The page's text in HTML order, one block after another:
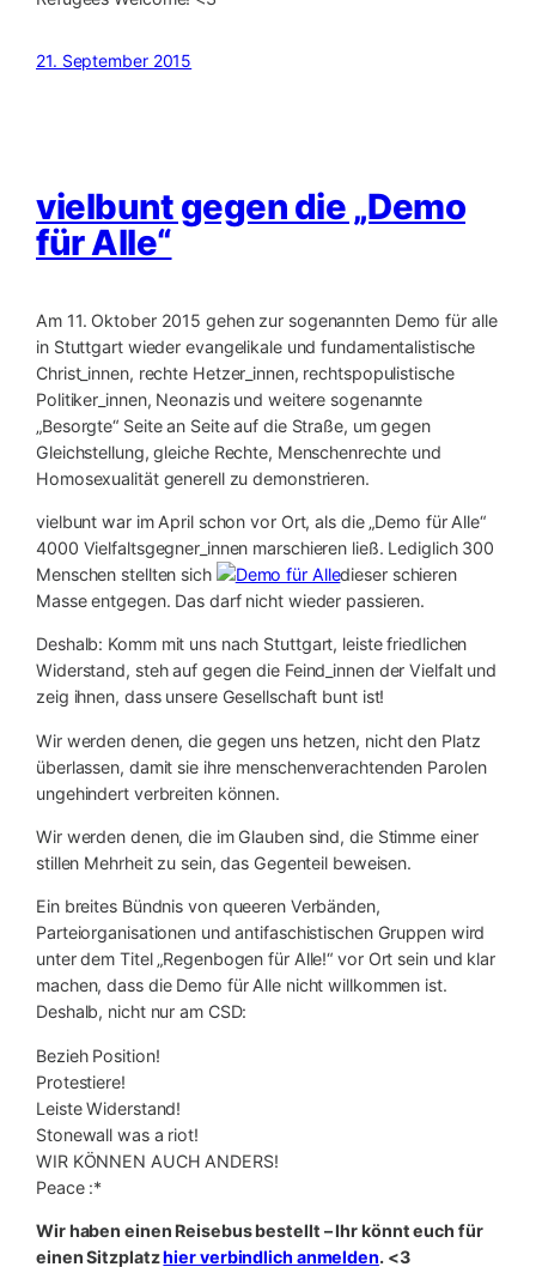
21. September 2015
vielbunt gegen die „Demo
für Alle“
Am 11. Oktober 2015 gehen zur sogenannten Demo für alle
in Stuttgart wieder evangelikale und fundamentalistische
Christ_innen, rechte Hetzer_innen, rechtspopulistische
Politiker_innen, Neonazis und weitere sogenannte
„Besorgte“ Seite an Seite auf die Straße, um gegen
Gleichstellung, gleiche Rechte, Menschenrechte und
Homosexualität generell zu demonstrieren.
vielbunt war im April schon vor Ort, als die „Demo für Alle“
4000 Vielfaltsgegner_innen marschieren ließ. Lediglich 300
Menschen stellten sich
dieser schieren
Masse entgegen. Das darf nicht wieder passieren.
Deshalb: Komm mit uns nach Stuttgart, leiste friedlichen
Widerstand, steh auf gegen die Feind_innen der Vielfalt und
zeig ihnen, dass unsere Gesellschaft bunt ist!
Wir werden denen, die gegen uns hetzen, nicht den Platz
überlassen, damit sie ihre menschenverachtenden Parolen
ungehindert verbreiten können.
Wir werden denen, die im Glauben sind, die Stimme einer
stillen Mehrheit zu sein, das Gegenteil beweisen.
Ein breites Bündnis von queeren Verbänden,
Parteiorganisationen und antifaschistischen Gruppen wird
unter dem Titel „Regenbogen für Alle!“ vor Ort sein und klar
machen, dass die Demo für Alle nicht willkommen ist.
Deshalb, nicht nur am CSD:
Bezieh Position!
Protestiere!
Leiste Widerstand!
Stonewall was a riot!
WIR KÖNNEN AUCH ANDERS!
Peace :*
Wir haben einen Reisebus bestellt – Ihr könnt euch für
einen Sitzplatzhier verbindlich anmelden. <3